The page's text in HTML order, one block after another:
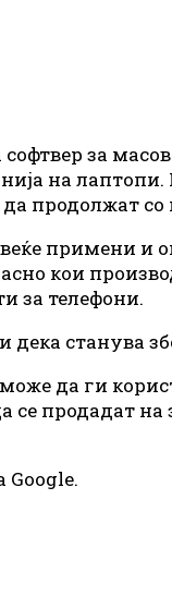
за
на
продолжат
примени и
кои
за телефони.
дека станува
да ги
продадат
Google.